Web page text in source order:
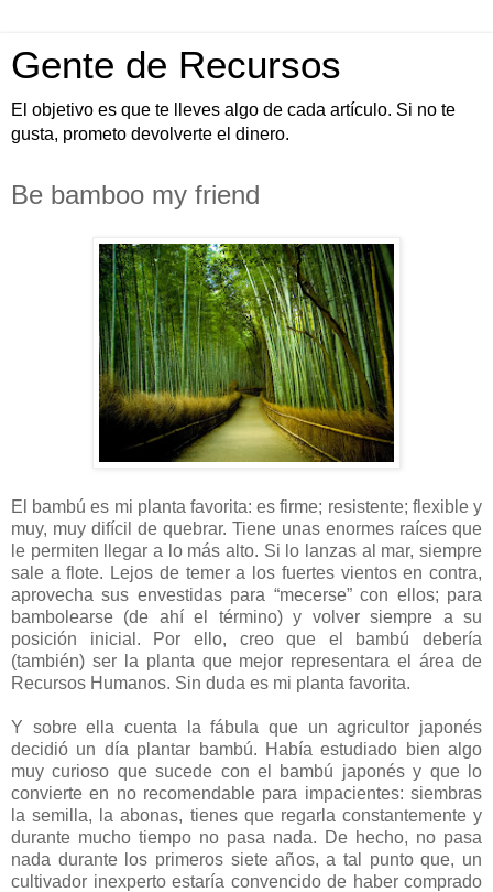
Gente de Recursos
El objetivo es que te lleves algo de cada artículo. Si no te
gusta, prometo devolverte el dinero.
Be bamboo my friend
El bambú es mi planta favorita: es firme; resistente; flexible y
muy, muy difícil de quebrar. Tiene unas enormes raíces que
le permiten llegar a lo más alto. Si lo lanzas al mar, siempre
sale a flote. Lejos de temer a los fuertes vientos en contra,
aprovecha sus envestidas para “mecerse” con ellos; para
bambolearse (de ahí el término) y volver siempre a su
posición inicial. Por ello, creo que el bambú debería
(también) ser la planta que mejor representara el área de
Recursos Humanos. Sin duda es mi planta favorita.
Y sobre ella cuenta la fábula que un agricultor japonés
decidió un día plantar bambú. Había estudiado bien algo
muy curioso que sucede con el bambú japonés y que lo
convierte en no recomendable para impacientes: siembras
la semilla, la abonas, tienes que regarla constantemente y
durante mucho tiempo no pasa nada. De hecho, no pasa
nada durante los primeros siete años, a tal punto que, un
cultivador inexperto estaría convencido de haber comprado